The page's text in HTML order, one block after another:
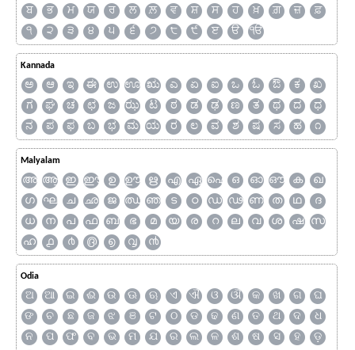
ਬ
ਭ ਮ ਯ ਰ ਲ ਲ਼ ਵ ਸ਼ ਸ ਹ ਖ਼ ਗ਼ ਜ਼
ਫ਼
੧
੨ ੩ ੪ ੫ ੬ ੭ ੮ ੯ ੲ ੳ ੴ
Kannada
ಅ ಆ ಇ ಈ ಉ ಊ ಋ ಎ ಏ ಐ ಒ ಓ ಔ ಕ
ಖ
ಗ
ಘ ಚ ಛ ಜ ಝ ಟ ಠ ಡ ಢ ಣ ತ ಥ ದ
ಧ
ನ
ಪ ಫ ಬ ಭ ಮ ಯ ರ ಲ ವ ಶ ಷ ಸ ಹ ೧
Malyalam
അ ആ ഇ ഈ ഉ ഊ ഋ എ ഏ ഐ ഒ ഓ ഔ ക
ഖ
ഗ
ഘ ച ഛ ജ ഝ ഞ ട ഠ ഡ ഢ ണ ത ഥ
ദ
ധ
ന പ ഫ ബ ഭ മ യ ര റ ല വ ശ ഷ
സ
ഹ
൧ ൪ ൫ ൭ ൮ ൯
Odia
ଅ ଆ ଇ ଈ ଉ ଊ ଋ ଏ ଐ ଓ ଔ କ ଖ ଗ
ଘ
ଙ
ଚ ଛ ଜ ଝ ଞ ଟ ଠ ଡ ଢ ଣ ତ ଥ ଦ
ଧ
ନ
ପ ଫ ବ ଭ ମ ଯ ର ଲ ଳ ଶ ଷ ସ ହ
ଡ଼